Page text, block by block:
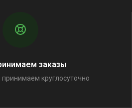
заказы
круглосуточно